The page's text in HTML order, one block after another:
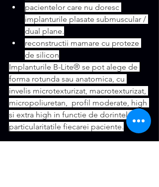
pacientelor care nu doresc
implanturile plasate submuscular /
dual plane.
reconstructii mamare cu proteze
de silicon
Implanturile B-Lite® se pot alege de
forma rotunda sau anatomica, cu
invelis microtexturizat, macrotexturizat,
micropoliuretan,  profil moderate, high
si extra high in functie de dorintele si
particularitatile fiecarei paciente.